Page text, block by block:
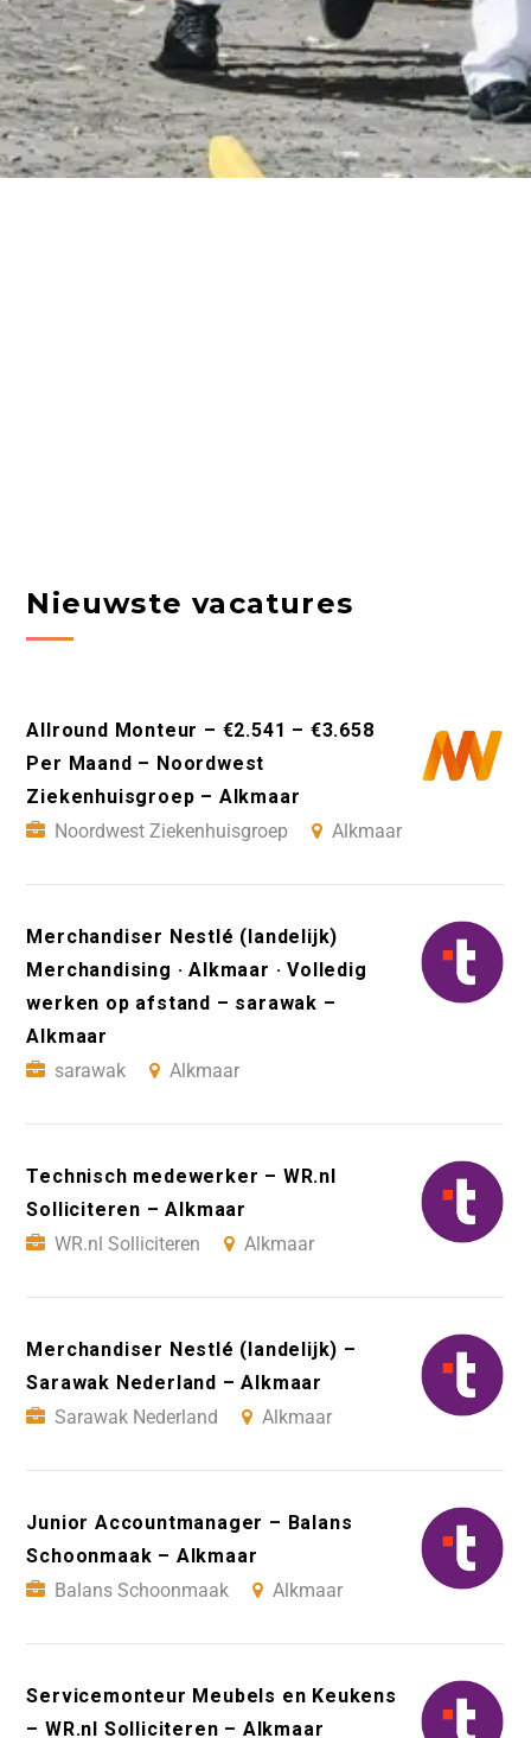
Nieuwste vacatures
Allround Monteur – €2.541 – €3.658
Per Maand – Noordwest
Ziekenhuisgroep – Alkmaar
Noordwest Ziekenhuisgroep
Alkmaar
Merchandiser Nestlé (landelijk)
Merchandising · Alkmaar · Volledig
werken op afstand – sarawak –
Alkmaar
sarawak
Alkmaar
Technisch medewerker – WR.nl
Solliciteren – Alkmaar
WR.nl Solliciteren
Alkmaar
Merchandiser Nestlé (landelijk) –
Sarawak Nederland – Alkmaar
Sarawak Nederland
Alkmaar
Junior Accountmanager – Balans
Schoonmaak – Alkmaar
Balans Schoonmaak
Alkmaar
Servicemonteur Meubels en Keukens
– WR.nl Solliciteren – Alkmaar